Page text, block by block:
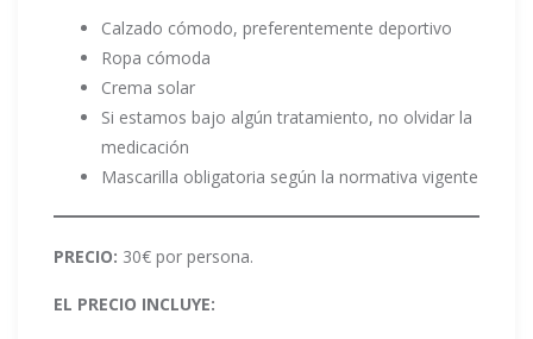
Calzado cómodo, preferentemente deportivo
Ropa cómoda
Crema solar
Si estamos bajo algún tratamiento, no olvidar la
medicación
Mascarilla obligatoria según la normativa vigente
PRECIO: 30€ por persona.
EL PRECIO INCLUYE: